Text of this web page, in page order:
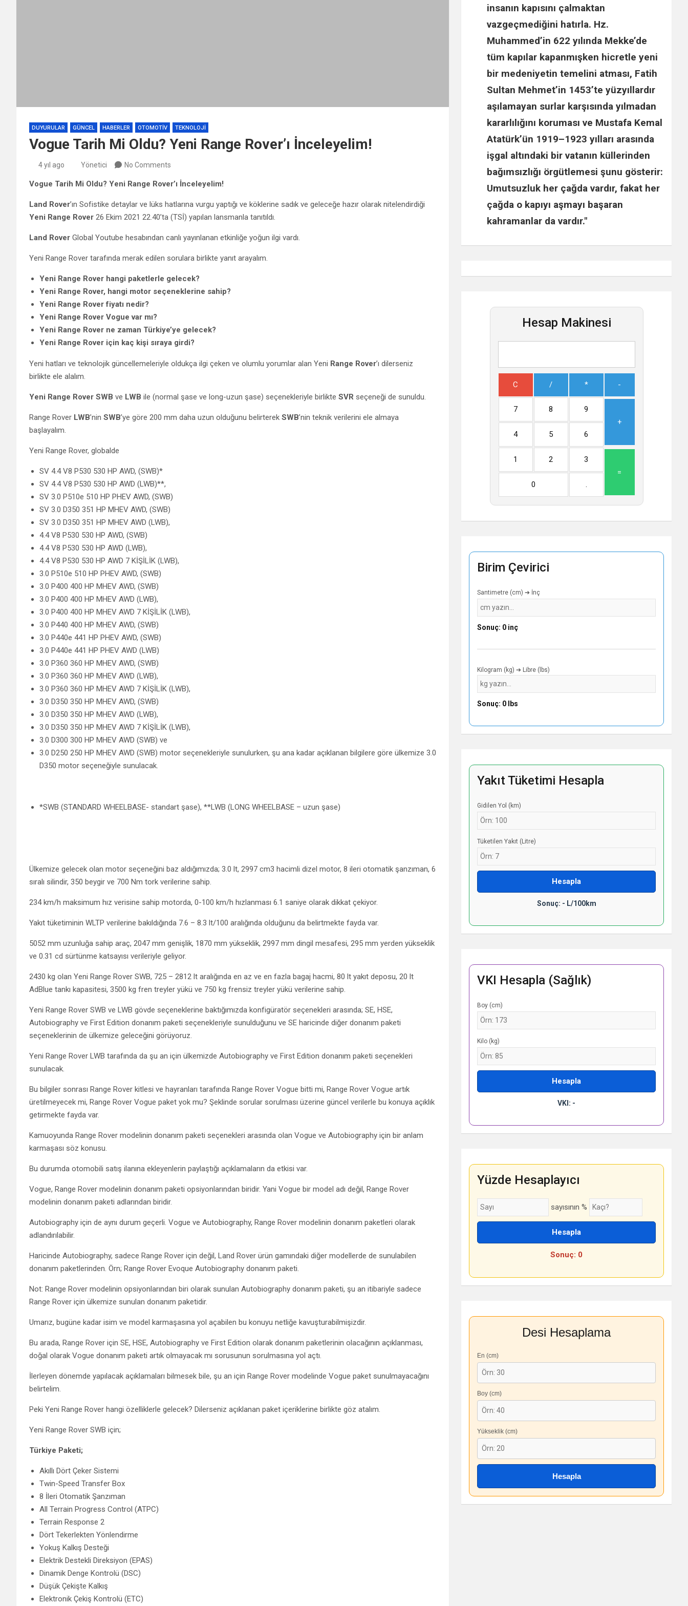
DUYURULAR GÜNCEL HABERLER OTOMOTIV TEKNOLOJI
Vogue Tarih Mi Oldu? Yeni Range Rover’ı İnceleyelim!
4 yıl ago Yönetici No Comments
Vogue Tarih Mi Oldu? Yeni Range Rover’ı İnceleyelim!
Land Rover’ın Sofistike detaylar ve lüks hatlarına vurgu yaptığı ve köklerine sadık ve geleceğe hazır olarak nitelendirdiği
Yeni Range Rover 26 Ekim 2021 22.40’ta (TSİ) yapılan lansmanla tanıtıldı.
Land Rover Global Youtube hesabından canlı yayınlanan etkinliğe yoğun ilgi vardı.
Yeni Range Rover tarafında merak edilen sorulara birlikte yanıt arayalım.
Yeni Range Rover hangi paketlerle gelecek?
Yeni Range Rover, hangi motor seçeneklerine sahip?
Yeni Range Rover fiyatı nedir?
Yeni Range Rover Vogue var mı?
Yeni Range Rover ne zaman Türkiye’ye gelecek?
Yeni Range Rover için kaç kişi sıraya girdi?
Yeni hatları ve teknolojik güncellemeleriyle oldukça ilgi çeken ve olumlu yorumlar alan Yeni Range Rover’ı dilerseniz
birlikte ele alalım.
Yeni Range Rover SWB ve LWB ile (normal şase ve long-uzun şase) seçenekleriyle birlikte SVR seçeneği de sunuldu.
Range Rover LWB’nin SWB’ye göre 200 mm daha uzun olduğunu belirterek SWB’nin teknik verilerini ele almaya
başlayalım.
Yeni Range Rover, globalde
SV 4.4 V8 P530 530 HP AWD, (SWB)*
SV 4.4 V8 P530 530 HP AWD (LWB)**,
SV 3.0 P510e 510 HP PHEV AWD, (SWB)
SV 3.0 D350 351 HP MHEV AWD, (SWB)
SV 3.0 D350 351 HP MHEV AWD (LWB),
4.4 V8 P530 530 HP AWD, (SWB)
4.4 V8 P530 530 HP AWD (LWB),
4.4 V8 P530 530 HP AWD 7 KİŞİLİK (LWB),
3.0 P510e 510 HP PHEV AWD, (SWB)
3.0 P400 400 HP MHEV AWD, (SWB)
3.0 P400 400 HP MHEV AWD (LWB),
3.0 P400 400 HP MHEV AWD 7 KİŞİLİK (LWB),
3.0 P440 400 HP MHEV AWD, (SWB)
3.0 P440e 441 HP PHEV AWD, (SWB)
3.0 P440e 441 HP PHEV AWD (LWB)
3.0 P360 360 HP MHEV AWD, (SWB)
3.0 P360 360 HP MHEV AWD (LWB),
3.0 P360 360 HP MHEV AWD 7 KİŞİLİK (LWB),
3.0 D350 350 HP MHEV AWD, (SWB)
3.0 D350 350 HP MHEV AWD (LWB),
3.0 D350 350 HP MHEV AWD 7 KİŞİLİK (LWB),
3.0 D300 300 HP MHEV AWD (SWB) ve
3.0 D250 250 HP MHEV AWD (SWB) motor seçenekleriyle sunulurken, şu ana kadar açıklanan bilgilere göre ülkemize 3.0
D350 motor seçeneğiyle sunulacak.
*SWB (STANDARD WHEELBASE- standart şase), **LWB (LONG WHEELBASE – uzun şase)
Ülkemize gelecek olan motor seçeneğini baz aldığımızda; 3.0 lt, 2997 cm3 hacimli dizel motor, 8 ileri otomatik şanzıman, 6
sıralı silindir, 350 beygir ve 700 Nm tork verilerine sahip.
234 km/h maksimum hız verisine sahip motorda, 0-100 km/h hızlanması 6.1 saniye olarak dikkat çekiyor.
Yakıt tüketiminin WLTP verilerine bakıldığında 7.6 – 8.3 lt/100 aralığında olduğunu da belirtmekte fayda var.
5052 mm uzunluğa sahip araç, 2047 mm genişlik, 1870 mm yükseklik, 2997 mm dingil mesafesi, 295 mm yerden yükseklik
ve 0.31 cd sürtünme katsayısı verileriyle geliyor.
2430 kg olan Yeni Range Rover SWB, 725 – 2812 lt aralığında en az ve en fazla bagaj hacmi, 80 lt yakıt deposu, 20 lt
AdBlue tankı kapasitesi, 3500 kg fren treyler yükü ve 750 kg frensiz treyler yükü verilerine sahip.
Yeni Range Rover SWB ve LWB gövde seçeneklerine baktığımızda konfigüratör seçenekleri arasında; SE, HSE,
Autobiography ve First Edition donanım paketi seçenekleriyle sunulduğunu ve SE haricinde diğer donanım paketi
seçeneklerinin de ülkemize geleceğini görüyoruz.
Yeni Range Rover LWB tarafında da şu an için ülkemizde Autobiography ve First Edition donanım paketi seçenekleri
sunulacak.
Bu bilgiler sonrası Range Rover kitlesi ve hayranları tarafında Range Rover Vogue bitti mi, Range Rover Vogue artık
üretilmeyecek mi, Range Rover Vogue paket yok mu? Şeklinde sorular sorulması üzerine güncel verilerle bu konuya açıklık
getirmekte fayda var.
Kamuoyunda Range Rover modelinin donanım paketi seçenekleri arasında olan Vogue ve Autobiography için bir anlam
karmaşası söz konusu.
Bu durumda otomobili satış ilanına ekleyenlerin paylaştığı açıklamaların da etkisi var.
Vogue, Range Rover modelinin donanım paketi opsiyonlarından biridir. Yani Vogue bir model adı değil, Range Rover
modelinin donanım paketi adlarından biridir.
Autobiography için de aynı durum geçerli. Vogue ve Autobiography, Range Rover modelinin donanım paketleri olarak
adlandırılabilir.
Haricinde Autobiography, sadece Range Rover için değil, Land Rover ürün gamındaki diğer modellerde de sunulabilen
donanım paketlerinden. Örn; Range Rover Evoque Autobiography donanım paketi.
Not: Range Rover modelinin opsiyonlarından biri olarak sunulan Autobiography donanım paketi, şu an itibariyle sadece
Range Rover için ülkemize sunulan donanım paketidir.
Umarız, bugüne kadar isim ve model karmaşasına yol açabilen bu konuyu netliğe kavuşturabilmişizdir.
Bu arada, Range Rover için SE, HSE, Autobiography ve First Edition olarak donanım paketlerinin olacağının açıklanması,
doğal olarak Vogue donanım paketi artık olmayacak mı sorusunun sorulmasına yol açtı.
İlerleyen dönemde yapılacak açıklamaları bilmesek bile, şu an için Range Rover modelinde Vogue paket sunulmayacağını
belirtelim.
Peki Yeni Range Rover hangi özelliklerle gelecek? Dilerseniz açıklanan paket içeriklerine birlikte göz atalım.
Yeni Range Rover SWB için;
Türkiye Paketi;
Akıllı Dört Çeker Sistemi
Twin-Speed Transfer Box
8 İleri Otomatik Şanzıman
All Terrain Progress Control (ATPC)
Terrain Response 2
Dört Tekerlekten Yönlendirme
Yokuş Kalkış Desteği
Elektrik Destekli Direksiyon (EPAS)
Dinamik Denge Kontrolü (DSC)
Düşük Çekişte Kalkış
Elektronik Çekiş Kontrolü (ETC)
insanın kapısını çalmaktan
vazgeçmediğini hatırla. Hz.
Muhammed’in 622 yılında Mekke’de
tüm kapılar kapanmışken hicretle yeni
bir medeniyetin temelini atması, Fatih
Sultan Mehmet’in 1453’te yüzyıllardır
aşılamayan surlar karşısında yılmadan
kararlılığını koruması ve Mustafa Kemal
Atatürk’ün 1919–1923 yılları arasında
işgal altındaki bir vatanın küllerinden
bağımsızlığı örgütlemesi şunu gösterir:
Umutsuzluk her çağda vardır, fakat her
çağda o kapıyı aşmayı başaran
kahramanlar da vardır."
Hesap Makinesi
C / * -
7 8
9
+
4
5 6
1 2
3
=
0
.
Birim Çevirici
Santimetre (cm) ➔ İnç
Sonuç: 0 inç
Kilogram (kg) ➔ Libre (lbs)
Sonuç: 0 lbs
Yakıt Tüketimi Hesapla
Gidilen Yol (km)
Tüketilen Yakıt (Litre)
Hesapla
Sonuç: - L/100km
VKI Hesapla (Sağlık)
Boy (cm)
Kilo (kg)
Hesapla
VKI: -
Yüzde Hesaplayıcı
sayısının %
Hesapla
Sonuç: 0
Desi Hesaplama
En (cm)
Boy (cm)
Yükseklik (cm)
Hesapla